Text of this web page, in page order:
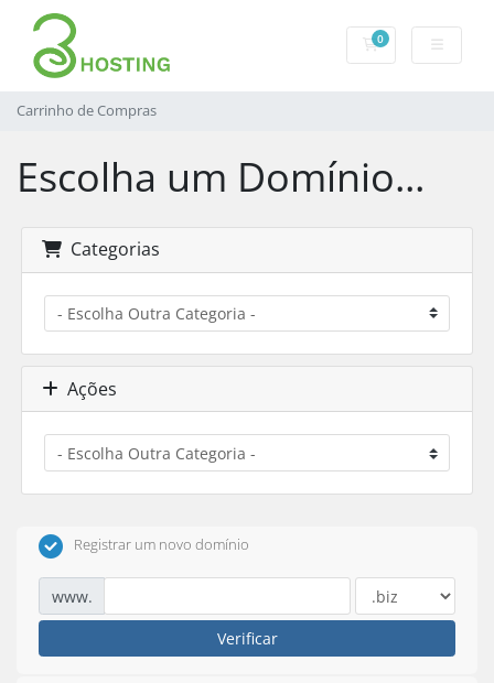
0Carrinho de
Carrinho de Compras
Escolha um Domínio...
Categorias
Ações
Registrar um novo domínio
www.
Verificar